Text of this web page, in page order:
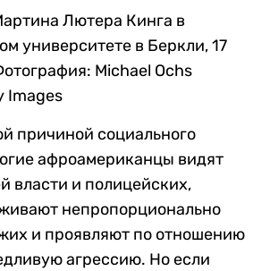
Лютера Кинга в
университете в Беркли, 17
Michael Ochs
Images
причиной социального
афроамериканцы видят
власти и полицейских,
непропорционально
и проявляют по отношению
агрессию. Но если